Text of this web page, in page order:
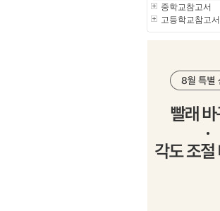
중학교참고서
고등학교참고서